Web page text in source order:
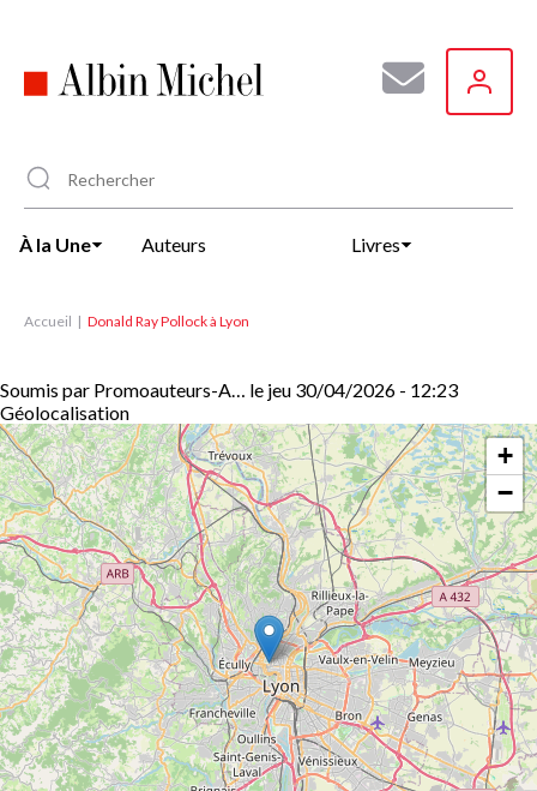
principal
À la Une Auteurs Livres
Accueil Donald Ray Pollock à Lyon
Soumis par Promoauteurs-A… le jeu 30/04/2026 - 12:23
Géolocalisation
+
−